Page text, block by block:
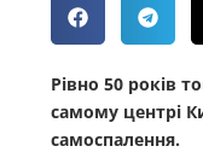
Рівно 50 років
самому центрі
самоспалення.